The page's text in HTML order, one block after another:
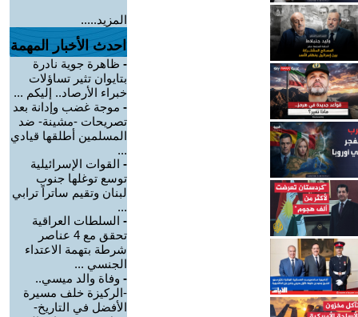
المزيد.....
احدث الأخبار المهمة
- ظاهرة جوية نادرة
بتايوان تثير تساؤلات
خبراء الأرصاد.. إليكم ...
- موجة غضب وإدانة بعد
تصريحات -مشينة- ضد
المسلمين أطلقها قيادي
...
- القوات الإسرائيلية
توسع توغلها جنوب
لبنان وتقيم ساتراً ترابي
...
- السلطات العراقية
تحقق مع 4 عناصر
شرطة بتهمة الاعتداء
الجنسي ...
- وفاة والد ميسي..
-الركيزة خلف مسيرة
الأفضل في التاريخ-